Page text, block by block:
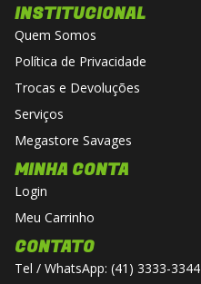
INSTITUCIONAL
Quem Somos
Política de Privacidade
Trocas e Devoluções
Serviços
Megastore Savages
MINHA CONTA
Login
Meu Carrinho
CONTATO
Tel / WhatsApp: (41) 3333-3344